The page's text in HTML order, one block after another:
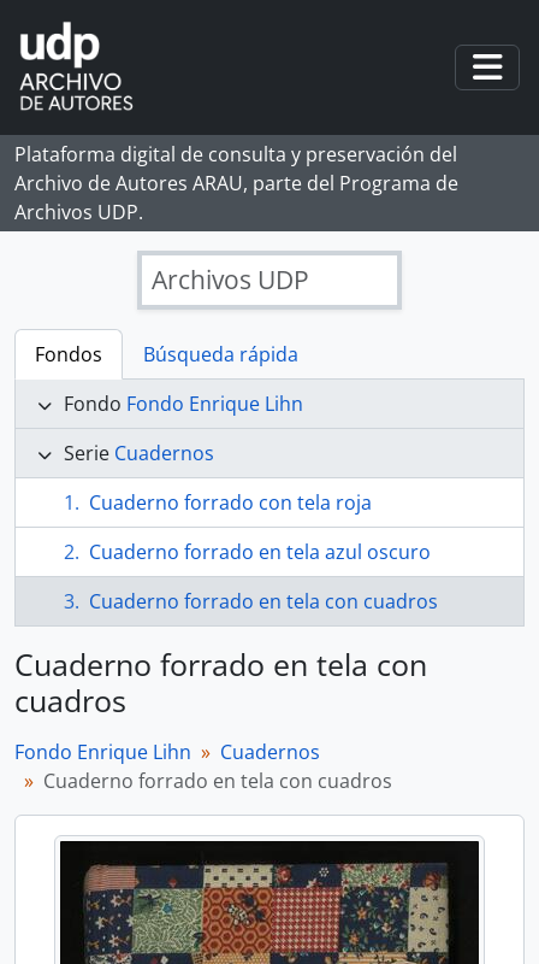
Skip to main content
Plataforma digital de consulta y preservación del
Archivo de Autores ARAU, parte del Programa de
Archivos UDP.
Archivos UDP
Fondos
Búsqueda rápida
Fondo Fondo Enrique Lihn
Serie Cuadernos
Cuaderno forrado con tela roja
Cuaderno forrado en tela azul oscuro
Cuaderno forrado en tela con cuadros
Cuaderno forrado en tela con
cuadros
Fondo Enrique Lihn
Cuadernos
Cuaderno forrado en tela con cuadros